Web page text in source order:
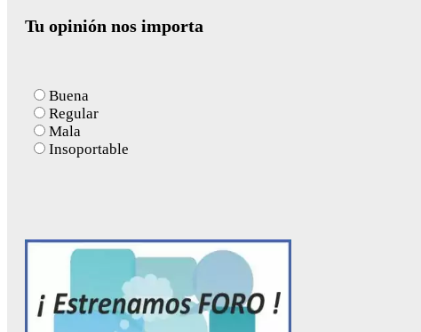
Tu opinión nos importa
Buena
Regular
Mala
Insoportable